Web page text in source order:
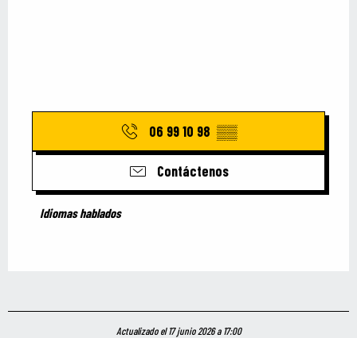
06 99 10 98 ▒▒
Contáctenos
Idiomas hablados
Idiomas hablados
Actualizado el 17 junio 2026 a 17:00